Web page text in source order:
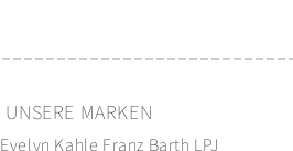
UNSERE MARKEN
Evelyn Kahle Franz Barth LPJ